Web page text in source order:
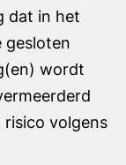
dat in het
gesloten
wordt
volgens